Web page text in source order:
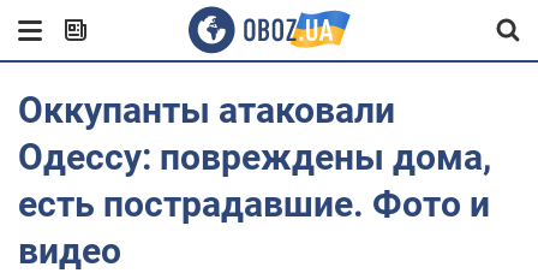
Оккупанты атаковали
Одессу: повреждены дома,
есть пострадавшие. Фото и
видео